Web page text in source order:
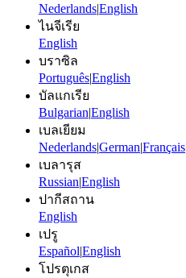
NederlandsEnglish
ไนจีเรีย
English
บราซิล
PortuguêsEnglish
บัลแกเรีย
BulgarianEnglish
เบลเยียม
NederlandsGermanFrançais
เบลารุส
RussianEnglish
ปากีสถาน
English
เปรู
EspañolEnglish
โปรตุเกส